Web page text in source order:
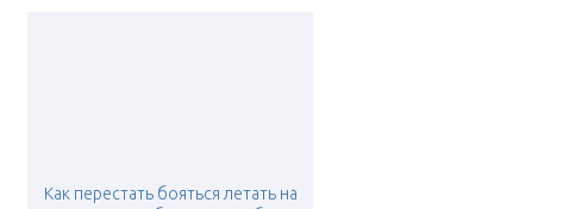
Как перестать бояться летать на